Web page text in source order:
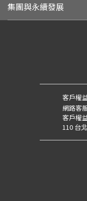
集團與永續發展
客戶權
網路客
客戶權
110 台